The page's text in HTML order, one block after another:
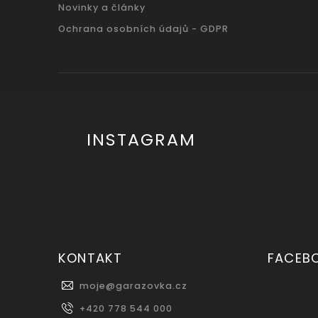
Novinky a články
Ochrana osobních údajů - GDPR
INSTAGRAM
KONTAKT
moje@garazovka.cz
+420 778 544 000